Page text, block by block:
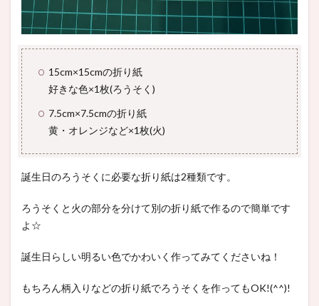
15cm×15cmの折り紙
好きな色×1枚(ろうそく)
7.5cm×7.5cmの折り紙
黄・オレンジなど×1枚(火)
誕生日のろうそくに必要な折り紙は2種類です。
ろうそくと火の部分を分けて別の折り紙で作るので簡単です
よ☆
誕生日らしい明るい色でかわいく作ってみてくださいね！
もちろん柄入りなどの折り紙でろうそくを作ってもOK!(^^)!